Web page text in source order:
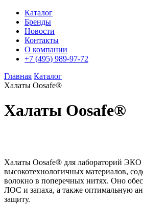
Каталог
Бренды
Новости
Контакты
О компании
+7 (495) 989-97-72
Главная Каталог
Халаты Oosafe®
Халаты Oosafe®
Халаты Oosafe® для лабораторий ЭКО
высокотехнологичных материалов,
волокно в поперечных нитях. Оно
ЛОС и запаха, а также оптимальную
защиту.